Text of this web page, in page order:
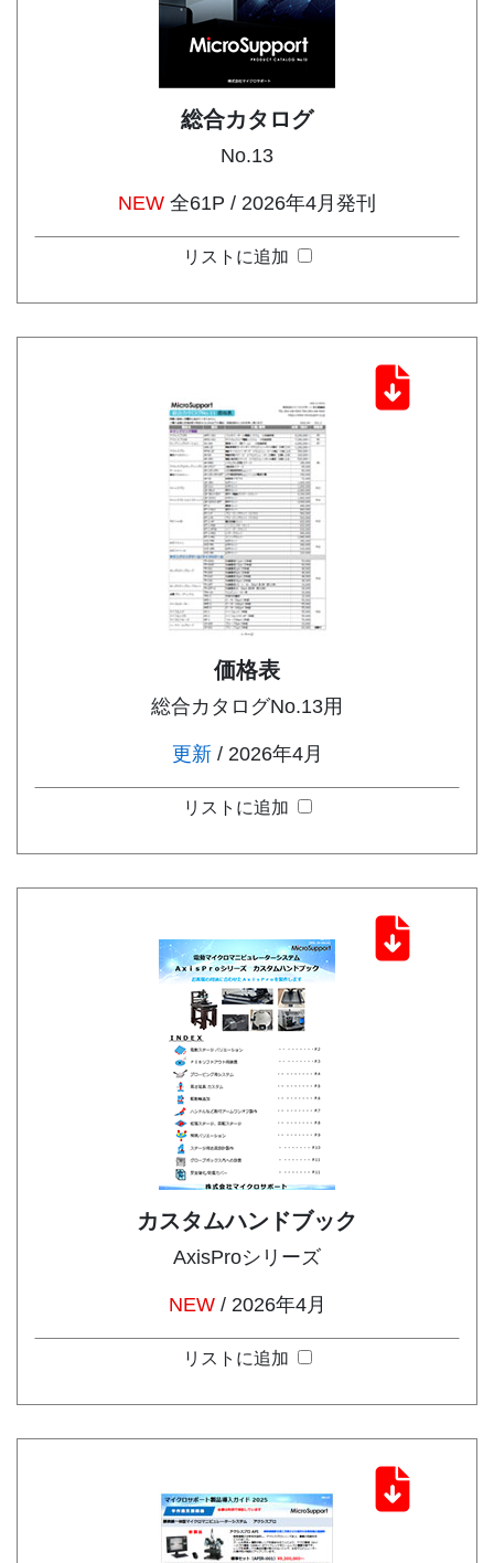
総合カタログ
No.13
NEW 全61P / 2026年4月発刊
リストに追加
価格表
総合カタログNo.13用
更新/ 2026年4月
リストに追加
カスタムハンドブック
AxisProシリーズ
NEW/ 2026年4月
リストに追加